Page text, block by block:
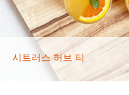
시트러스 허브 티